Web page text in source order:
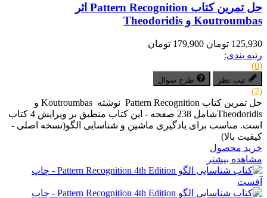
حل تمرین کتاب Pattern Recognition اثر
Koutroumbas و Theodoridis
125,930 تومان
179,900 تومان
رتبه بندی:
(0)
ثبت نظر طرح سوال
(2)
حل تمرین کتاب Pattern Recognition نوشته Koutroumbas و
Theodoridisشامل 238 صفحه - این کتاب منطبق بر ویرایش 4 کتاب
است. مناسب برای یادگیری ماشین و شناسایی الگو(نسخه اصلی -
کیفیت بالا)
خرید محصول
مشاهده بیشتر